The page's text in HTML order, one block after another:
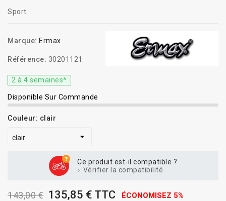
Sport
Marque: Ermax
Référence: 30201121
2 à 4 semaines*
Disponible Sur Commande
Couleur: clair
Ce produit est-il compatible ?
Vérifier la compatibilité
143,00 € 135,85 € TTC ÉCONOMISEZ 5%